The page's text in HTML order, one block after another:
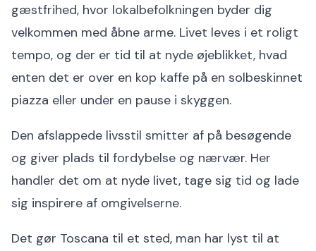
gæstfrihed, hvor lokalbefolkningen byder dig
velkommen med åbne arme. Livet leves i et roligt
tempo, og der er tid til at nyde øjeblikket, hvad
enten det er over en kop kaffe på en solbeskinnet
piazza eller under en pause i skyggen.
Den afslappede livsstil smitter af på besøgende
og giver plads til fordybelse og nærvær. Her
handler det om at nyde livet, tage sig tid og lade
sig inspirere af omgivelserne.
Det gør Toscana til et sted, man har lyst til at